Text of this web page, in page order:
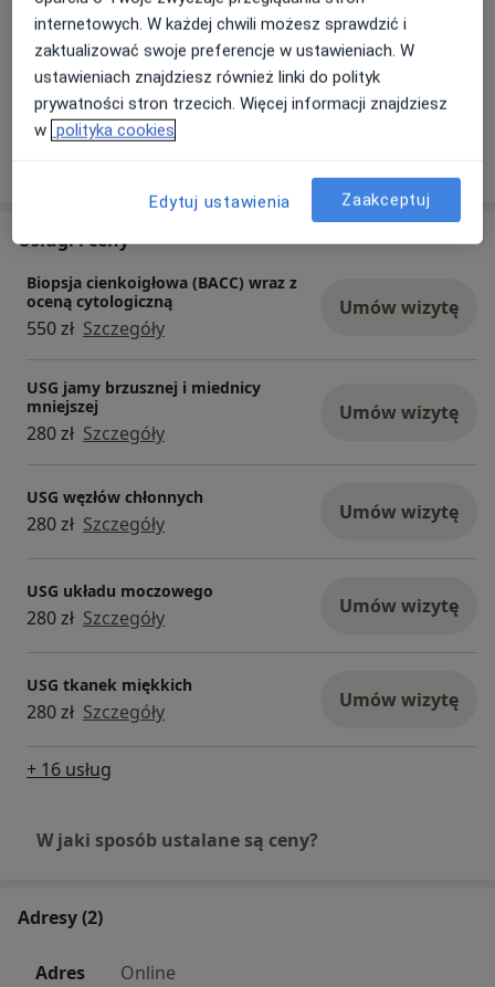
jamy brzusznej, tarczycy, nerek, prostaty, układu
moczowego, tkanek miękkich oraz ślinianek.
Oferujemy badanie mammograficzne piersi,
stanowiące istotną część naszych usług.
Jesteśmy jednymi z niewielu placówek w
Krakowie, które specjalizują się w biopsjach
W naszych gabinetach przeprowadzamy
konsultacje specjalistyczne z zakresu onkologii,
chirurgii i radioterapii.
Oferujemy również opiekę pielęgniarską.
Z nami jesteś w dobrych rękach. Dla Twojego
zdrowia robimy więcej niż tylko badania -
zapewniamy kompleksową troskę i wsparcie na
każdym kroku!
Serdecznie zapraszamy!
Usługi i ceny
Biopsja cienkoigłowa (BACC) wraz z
oceną cytologiczną
550 zł Szczegóły
Umów wizytę
USG jamy brzusznej i miednicy
mniejszej
280 zł Szczegóły
Umów wizytę
USG węzłów chłonnych
280 zł Szczegóły Umów wizytę
USG układu moczowego
280 zł Szczegóły Umów wizytę
USG tkanek miękkich
280 zł Szczegóły Umów wizytę
+ 16 usług
W jaki sposób ustalane są ceny?
Adresy (2)
Adres Online
internetowych. W każdej chwili możesz sprawdzić i
zaktualizować swoje preferencje w ustawieniach. W
ustawieniach znajdziesz również linki do polityk
prywatności stron trzecich. Więcej informacji znajdziesz
w polityka cookies
Edytuj ustawienia Zaakceptuj